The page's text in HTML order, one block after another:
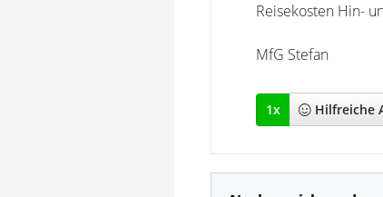
Reisekosten Hin-
MfG Stefan
1x Hilfreiche